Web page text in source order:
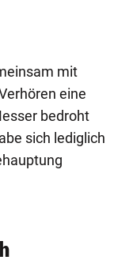
mit
eine
bedroht
sich lediglich